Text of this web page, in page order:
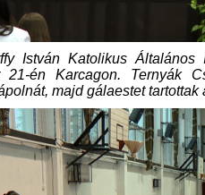
István Katolikus Általános
21-én Karcagon. Ternyák
majd gálaestet